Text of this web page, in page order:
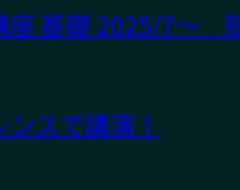
座 基礎 2025/7～
スで講演！